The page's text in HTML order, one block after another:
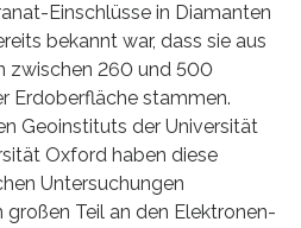
Einschlüsse in Diamanten
bekannt war, dass sie aus
zwischen 260 und 500
Erdoberfläche stammen.
Geoinstituts der Universität
Oxford haben diese
Untersuchungen
großen Teil an den Elektronen-